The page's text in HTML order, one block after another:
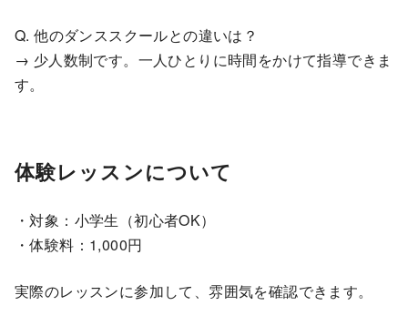
Q. 他のダンススクールとの違いは？
→ 少人数制です。一人ひとりに時間をかけて指導できま
す。
体験レッスンについて
・対象：小学生（初心者OK）
・体験料：1,000円
実際のレッスンに参加して、雰囲気を確認できます。